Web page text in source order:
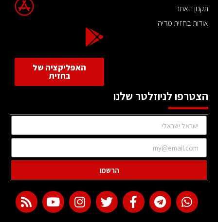
תקנון האתר
אודות בחזית מדיה
האפליקציה של
בחזית
הצטרפו לניוזלטר שלנו
הרשמו